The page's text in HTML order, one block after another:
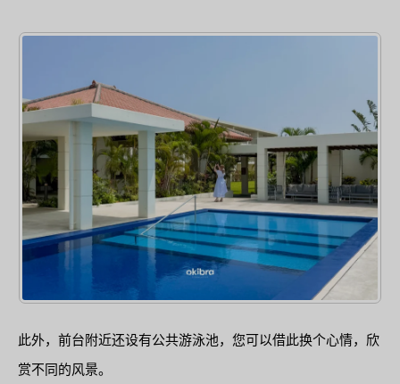
此外，前台附近还设有公共游泳池，您可以借此换个心情，欣
赏不同的风景。